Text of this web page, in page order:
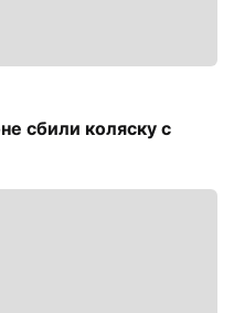
сбили коляску с